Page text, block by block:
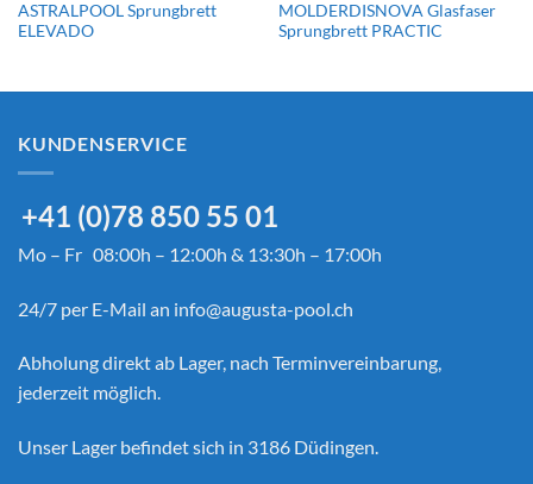
ASTRALPOOL Sprungbrett
ELEVADO
MOLDERDISNOVA Glasfaser
Sprungbrett PRACTIC
KUNDENSERVICE
+41 (0)78 850 55 01
Mo – Fr 08:00h – 12:00h & 13:30h – 17:00h
24/7 per E-Mail an info@augusta-pool.ch
Abholung direkt ab Lager, nach Terminvereinbarung,
jederzeit möglich.
Unser Lager befindet sich in 3186 Düdingen.